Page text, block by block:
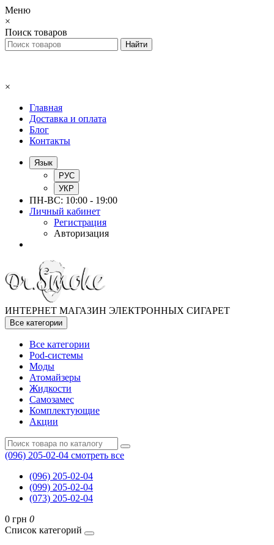
Меню
×
Поиск товаров
×
Главная
Доставка и оплата
Блог
Контакты
Язык
РУС
УКР
ПН-ВС: 10:00 - 19:00
Личный кабинет
Регистрация
Авторизация
ИНТЕРНЕТ МАГАЗИН ЭЛЕКТРОННЫХ СИГАРЕТ
Все категории
Все категории
Pod-системы
Моды
Атомайзеры
Жидкости
Самозамес
Комплектующие
Акции
(096) 205-02-04 смотреть все
(096) 205-02-04
(099) 205-02-04
(073) 205-02-04
0 грн 0
Список категорий